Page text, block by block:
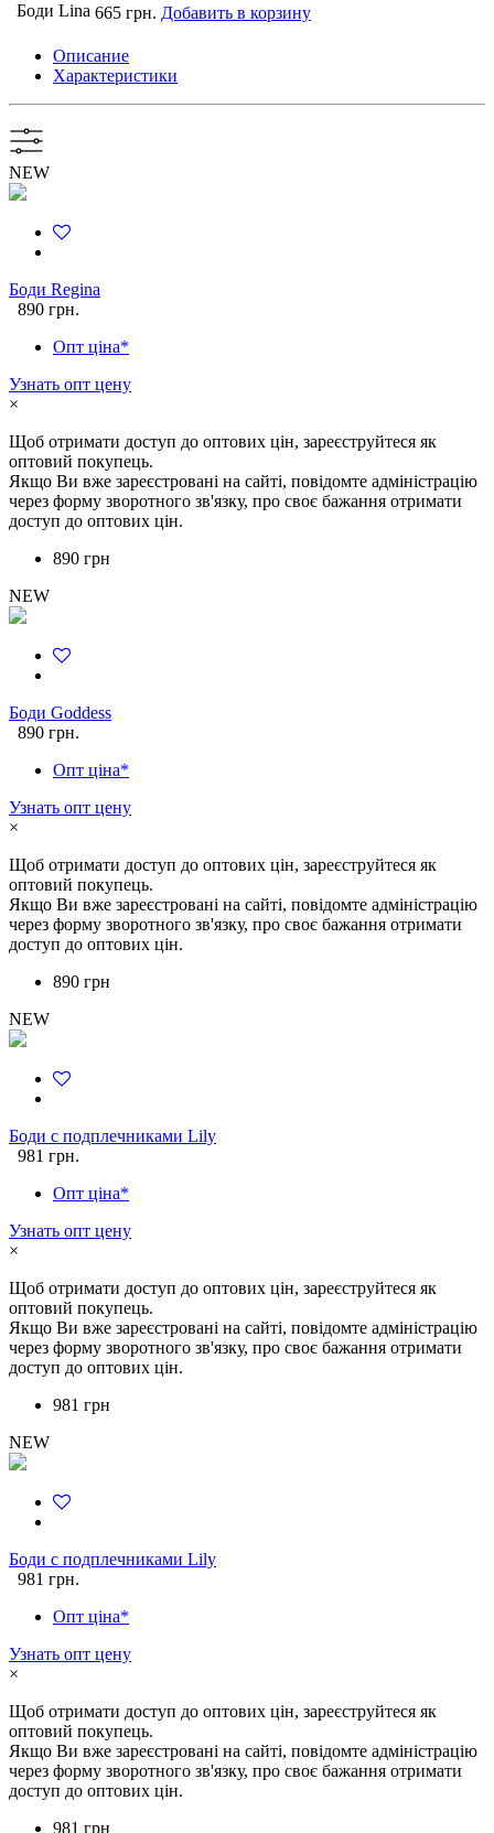
Боди Lina 665 грн. Добавить в корзину
Описание
Характеристики
NEW
Боди Regina
890 грн.
Опт ціна*
Узнать опт цену
×
Щоб отримати доступ до оптових цін, зареєструйтеся як
оптовий покупець.
Якщо Ви вже зареєстровані на сайті, повідомте адміністрацію
через форму зворотного зв'язку, про своє бажання отримати
доступ до оптових цін.
890 грн
NEW
Боди Goddess
890 грн.
Опт ціна*
Узнать опт цену
×
Щоб отримати доступ до оптових цін, зареєструйтеся як
оптовий покупець.
Якщо Ви вже зареєстровані на сайті, повідомте адміністрацію
через форму зворотного зв'язку, про своє бажання отримати
доступ до оптових цін.
890 грн
NEW
Боди с подплечниками Lily
981 грн.
Опт ціна*
Узнать опт цену
×
Щоб отримати доступ до оптових цін, зареєструйтеся як
оптовий покупець.
Якщо Ви вже зареєстровані на сайті, повідомте адміністрацію
через форму зворотного зв'язку, про своє бажання отримати
доступ до оптових цін.
981 грн
NEW
Боди с подплечниками Lily
981 грн.
Опт ціна*
Узнать опт цену
×
Щоб отримати доступ до оптових цін, зареєструйтеся як
оптовий покупець.
Якщо Ви вже зареєстровані на сайті, повідомте адміністрацію
через форму зворотного зв'язку, про своє бажання отримати
доступ до оптових цін.
981 грн